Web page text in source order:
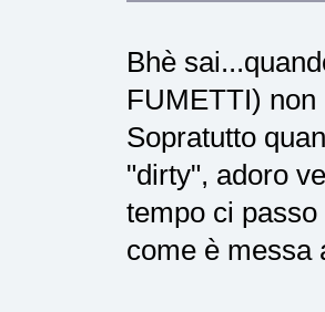
Bhè
FUMETTI)
Sopratutto
"dirty", adoro
tempo ci
come è